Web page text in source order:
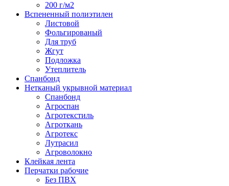
200 г/м2
Вспененный полиэтилен
Листовой
Фольгированый
Для труб
Жгут
Подложка
Утеплитель
Спанбонд
Нетканый укрывной материал
Спанбонд
Агроспан
Агротекстиль
Агроткань
Агротекс
Лутрасил
Агроволокно
Клейкая лента
Перчатки рабочие
Без ПВХ